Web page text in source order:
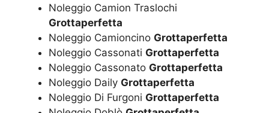
Noleggio Camion Traslochi
Grottaperfetta
Noleggio Camioncino Grottaperfetta
Noleggio Cassonati Grottaperfetta
Noleggio Cassonato Grottaperfetta
Noleggio Daily Grottaperfetta
Noleggio Di Furgoni Grottaperfetta